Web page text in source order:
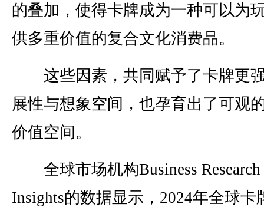
的叠加，使得卡牌成为一种可以为
供多重价值的复合文化消费品。
这些因素，共同赋予了卡牌更
展性与想象空间，也孕育出了可观
价值空间。
全球市场机构Business Research
Insights的数据显示，2024年全球卡